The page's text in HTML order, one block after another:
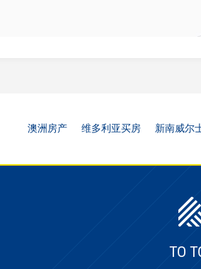
澳洲房产 维多利亚买房 新南威尔
TO